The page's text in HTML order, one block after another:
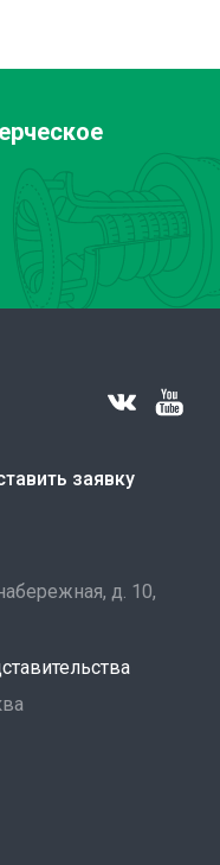
заявку
д. 10,